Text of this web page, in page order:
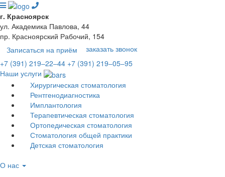
г. Красноярск
ул. Академика Павлова, 44
пр. Красноярский Рабочий, 154
Записаться на приём
заказать звонок
+7 (391) 219‒22‒44 +7 (391) 219‒05‒95
Наши услуги
Хирургическая стоматология
Рентгенодиагностика
Имплантология
Терапевтическая стоматология
Ортопедическая стоматология
Стоматология общей практики
Детская стоматология
О нас